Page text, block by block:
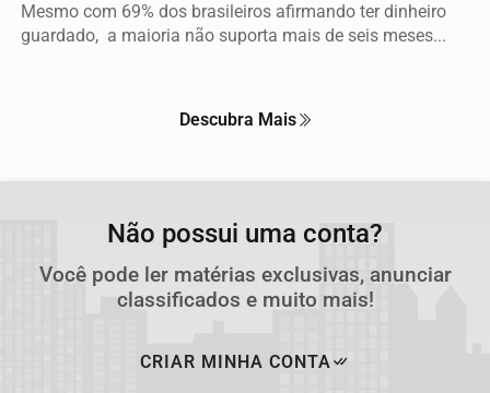
Mesmo com 69% dos brasileiros afirmando ter dinheiro
guardado, a maioria não suporta mais de seis meses...
Descubra Mais
Não possui uma conta?
Você pode ler matérias exclusivas, anunciar
classificados e muito mais!
CRIAR MINHA CONTA